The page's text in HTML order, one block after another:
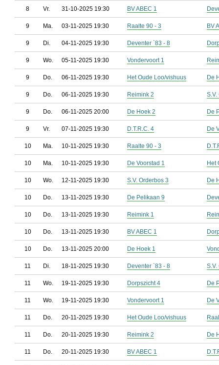
8 Vr. 31-10-2025 19:30 BV ABEC 1
9 Ma. 03-11-2025 19:30 Raalte 90 - 3 BV
9 Di. 04-11-2025 19:30 Deventer `83 - 8
9 Wo. 05-11-2025 19:30 Vondervoort 1
9 Do. 06-11-2025 19:30 Het Oude Loo/vishuus De
9 Do. 06-11-2025 19:30 Reimink 2 S.V.
9 Do. 06-11-2025 20:00 De Hoek 2 De
9 Vr. 07-11-2025 19:30 D.T.R.C. 4 De
10 Ma. 10-11-2025 19:30 Raalte 90 - 3
10 Ma. 10-11-2025 19:30 De Voorstad 1 Het
10 Wo. 12-11-2025 19:30 S.V. Orderbos 3 De
10 Do. 13-11-2025 19:30 De Pelikaan 9
10 Do. 13-11-2025 19:30 Reimink 1
10 Do. 13-11-2025 19:30 BV ABEC 1
10 Do. 13-11-2025 20:00 De Hoek 1
11 Di. 18-11-2025 19:30 Deventer `83 - 8 S.V.
11 Wo. 19-11-2025 19:30 Dorpszicht 4 De
11 Wo. 19-11-2025 19:30 Vondervoort 1 De
11 Do. 20-11-2025 19:30 Het Oude Loo/vishuus
11 Do. 20-11-2025 19:30 Reimink 2 De
11 Do. 20-11-2025 19:30 BV ABEC 1